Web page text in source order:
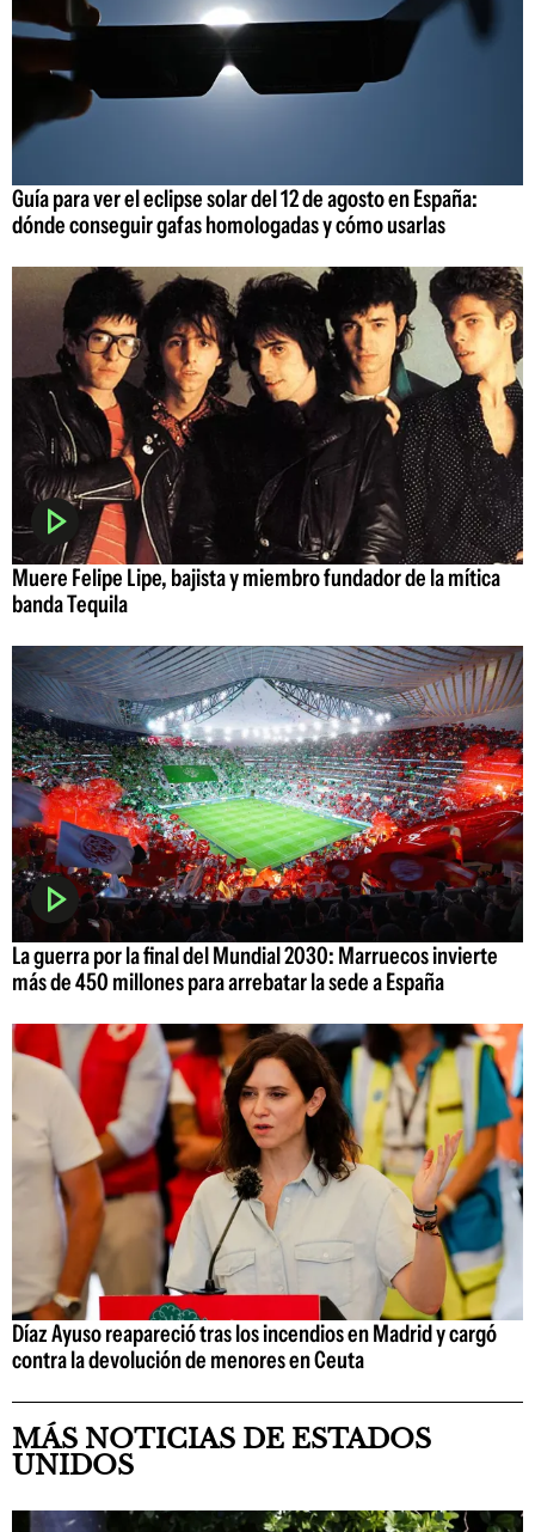
Guía para ver el eclipse solar del 12 de agosto en España:
dónde conseguir gafas homologadas y cómo usarlas
Muere Felipe Lipe, bajista y miembro fundador de la mítica
banda Tequila
La guerra por la final del Mundial 2030: Marruecos invierte
más de 450 millones para arrebatar la sede a España
Díaz Ayuso reapareció tras los incendios en Madrid y cargó
contra la devolución de menores en Ceuta
MÁS NOTICIAS DE ESTADOS
UNIDOS